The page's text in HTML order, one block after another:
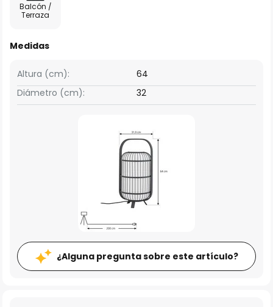
Balcón /
Terraza
Medidas
Altura (cm):
64
Diámetro (cm):
32
¿Alguna pregunta sobre este artículo?